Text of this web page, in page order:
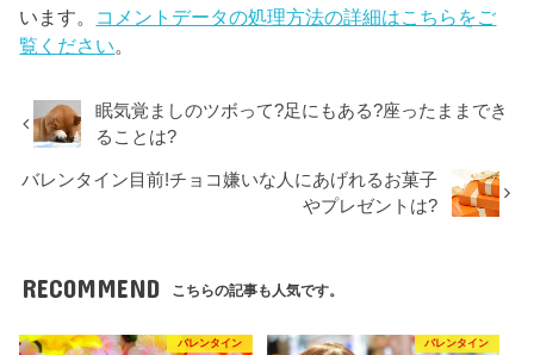
います。 コメントデータの処理方法の詳細はこちらをご
覧ください
眠気覚ましのツボって?足にもある?座ったままでき
ることは?
バレンタイン目前!チョコ嫌いな人にあげれるお菓子
やプレゼントは?
RECOMMEND こちらの記事も人気です。
バレンタイン バレンタイン